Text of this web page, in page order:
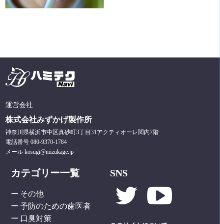
運営会社
株式会社みずかげ製作所
神奈川県横浜市中区真砂町3丁目31アクティオーレ関内7階
電話番号 080-9370-1784
メール kosugi@mizukage.jp
カテゴリー一覧
その他
予防のための歯医者
口臭対策
SNS